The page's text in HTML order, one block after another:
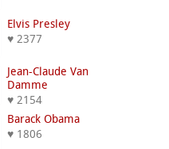
Elvis Presley
♥ 2377
Jean-Claude Van
Damme
♥ 2154
Barack Obama
♥ 1806